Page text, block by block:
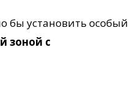
бы установить особый
зоной с